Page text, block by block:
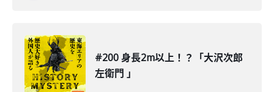
#200 身長2m以上！？「大沢次郎
左衛門 」